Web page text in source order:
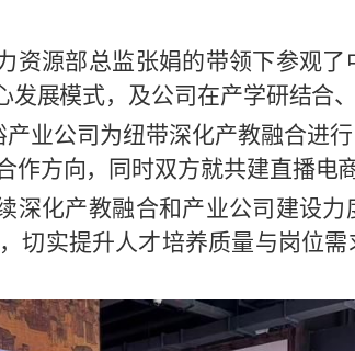
资源部总监张娟的带领下参观
发展模式，及公司在产学研结合
业公司为纽带深化产教融合进
作方向，同时双方就共建直播电
深化产教融合和产业公司建设
切实提升人才培养质量与岗位